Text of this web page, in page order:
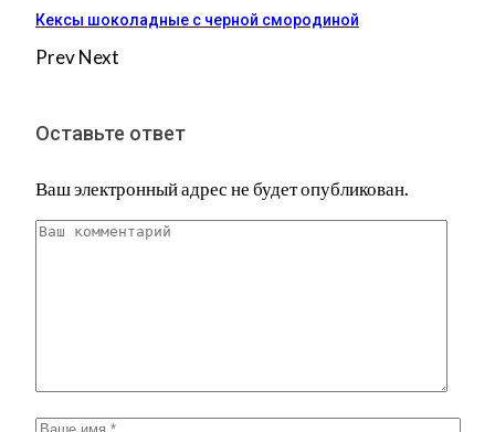
Кексы шоколадные с черной смородиной
PrevNext
Оставьте ответ
Ваш электронный адрес не будет опубликован.